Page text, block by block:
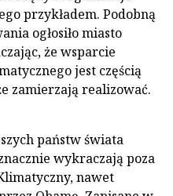
przykładem. Podobną
ogłosiło miasto
że wsparcie
jest częścią
zamierzają realizować.
państw świata
wykraczają poza
nawet